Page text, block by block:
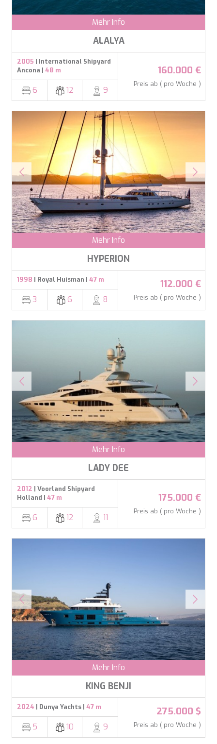
Mehr Info
ALALYA
2005 | International Shipyard
Ancona | 48 m
6 12 9
160.000 €
Preis ab ( pro Woche )
Mehr Info
HYPERION
1998 | Royal Huisman | 47 m
3 6 8
112.000 €
Preis ab ( pro Woche )
Mehr Info
LADY DEE
2012 | Voorland Shipyard
Holland | 47 m
6 12 11
175.000 €
Preis ab ( pro Woche )
Mehr Info
KING BENJI
2024 | Dunya Yachts | 47 m
5 10 9
275.000 $
Preis ab ( pro Woche )